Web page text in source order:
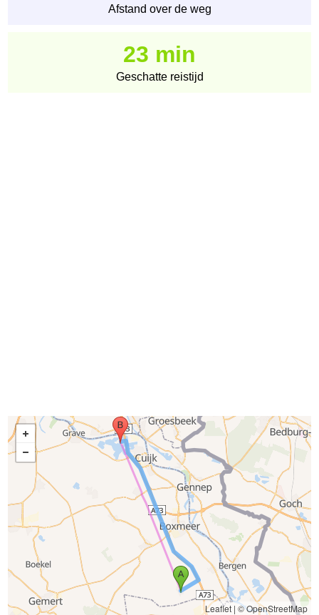
Afstand over de weg
23 min
Geschatte reistijd
Leaflet| © OpenStreetMap